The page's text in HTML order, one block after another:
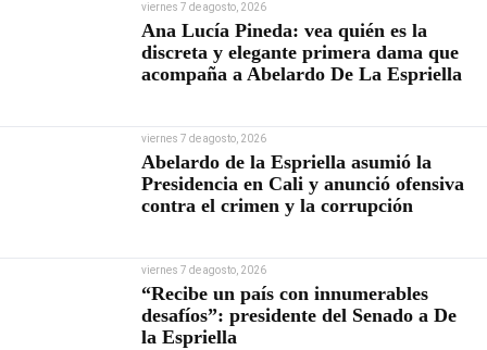
viernes 7 de agosto, 2026
Ana Lucía Pineda: vea quién es la
discreta y elegante primera dama que
acompaña a Abelardo De La Espriella
viernes 7 de agosto, 2026
Abelardo de la Espriella asumió la
Presidencia en Cali y anunció ofensiva
contra el crimen y la corrupción
viernes 7 de agosto, 2026
“Recibe un país con innumerables
desafíos”: presidente del Senado a De
la Espriella